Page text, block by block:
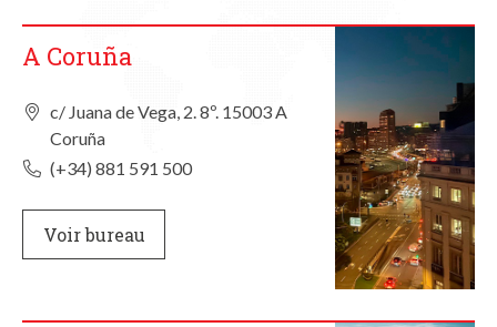
A Coruña
c/ Juana de Vega, 2. 8º. 15003 A
Coruña
(+34) 881 591 500
Voir bureau